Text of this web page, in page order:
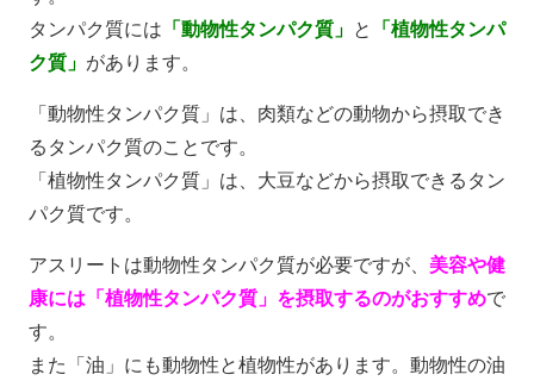
タンパク質には 「動物性タンパク質」 と
「植物性タンパ
ク質」 があります。
「動物性タンパク質」は、肉類などの動物から摂取でき
るタンパク質のことです。
「植物性タンパク質」は、大豆などから摂取できるタン
パク質です。
アスリートは動物性タンパク質が必要ですが、 美容や健
康には「植物性タンパク質」を摂取するのがおすすめで
す。
また「油」にも動物性と植物性があります。動物性の油